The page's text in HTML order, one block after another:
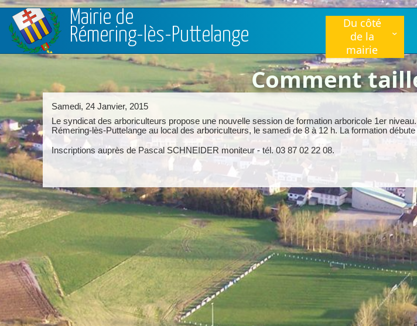
Aller au contenu principal
Mairie de
Rémering-lès-Puttelange
Du côté
de la
mairie
Comment
Samedi, 24 Janvier, 2015
Le syndicat des arboriculteurs propose une nouvelle session de formation arboricole 1er
Rémering-lès-Puttelange au local des arboriculteurs, le samedi de 8 à 12 h. La formation
Inscriptions auprès de Pascal SCHNEIDER moniteur - tél. 03 87 02 22 08.